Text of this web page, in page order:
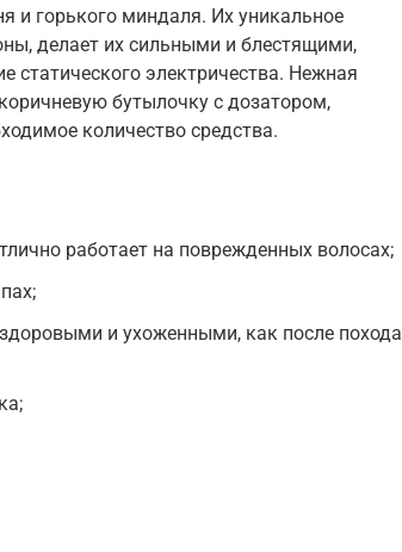
и горького миндаля. Их уникальное
делает их сильными и блестящими,
статического электричества. Нежная
бутылочку с дозатором,
количество средства.
работает на поврежденных волосах;
и ухоженными, как после похода